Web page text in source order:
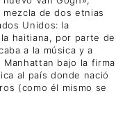
de dos etnias
Unidos: la
haitiana, por parte de
a la música y a
bajo la firma
al país donde nació
(como él mismo se